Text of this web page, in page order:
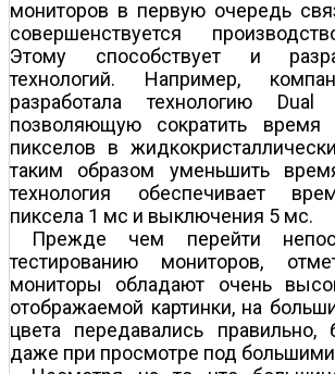
мониторов в первую очередь
совершенствуется
Этому способствует и
технологий. Например,
разработала технологию
позволяющую сократить время
пикселов в
таким образом уменьшить
технология обеспечивает
пиксела 1 мс и выключения 5 мс.
Прежде чем перейти
тестированию мониторов,
мониторы обладают очень
отображаемой картинки, на
цвета передавались правильно,
даже при просмотре под большими